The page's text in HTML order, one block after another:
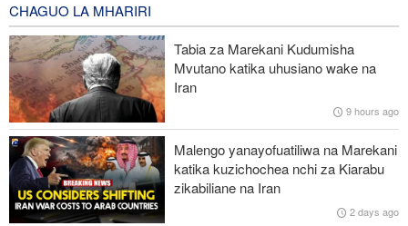
3 hours ago
Maafisa wa ngazi ya juu wa Iran wapongeza nafasi ya waandishi
wa habari katika kuhami ukweli na umoja wa kitaifa
UN: Watoto zaidi ya 300 wamefariki dunia kwa Ebola tangu
kuanza mlipuko huo huko Kongo
Ansarullah: Baraza la Usalama la UN limepoteza hadhi;
maazimio yake hayana thamani
CHAGUO LA MHARIRI
Tabia za Marekani Kudumisha
Mvutano katika uhusiano wake na
Iran
9 hours ago
Malengo yanayofuatiliwa na Marekani
katika kuzichochea nchi za Kiarabu
zikabiliane na Iran
2 days ago